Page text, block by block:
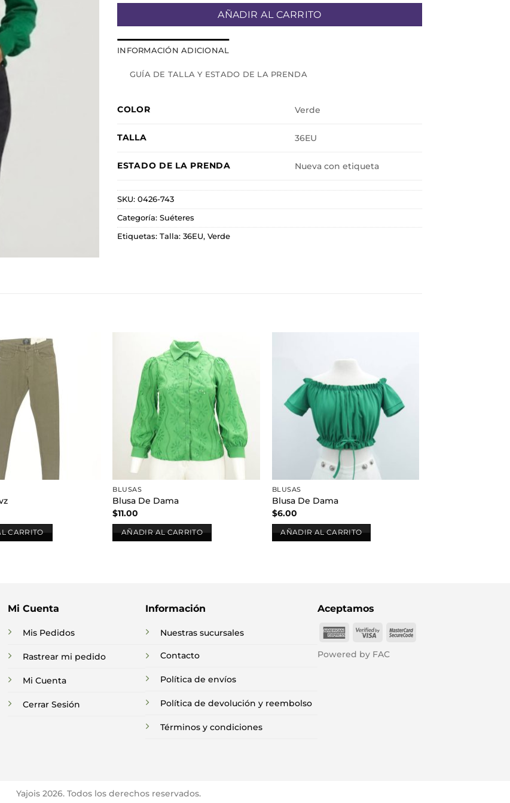
AÑADIR AL CARRITO
INFORMACIÓN ADICIONAL
GUÍA DE TALLA Y ESTADO DE LA PRENDA
COLOR Verde
TALLA 36EU
ESTADO DE LA PRENDA Nueva con etiqueta
SKU: 0426-743
Categoría: Suéteres
Etiquetas: Talla: 36EU, Verde
CARRITO
Añadir
a la
lista de
deseos
BLUSAS
Blusa De Dama
$11.00
AÑADIR AL CARRITO
lista de
deseos
BLUSAS
Blusa De Dama
$6.00
AÑADIR AL CARRITO
Mi Cuenta
Mis Pedidos
Rastrear mi pedido
Mi Cuenta
Cerrar Sesión
Información
Nuestras sucursales
Contacto
Política de envíos
Política de devolución y reembolso
Términos y condiciones
Aceptamos
American
Visa
MasterCard
Powered by FAC
Yajois 2026. Todos los derechos reservados.